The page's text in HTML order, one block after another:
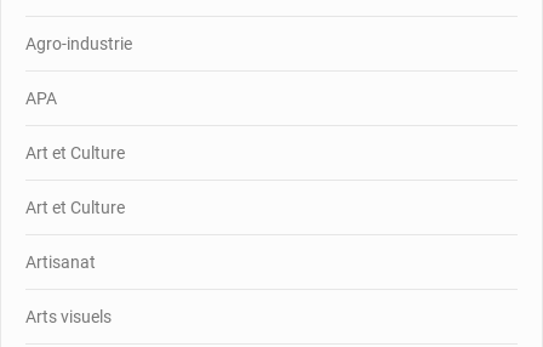
Agro-industrie
APA
Art et Culture
Art et Culture
Artisanat
Arts visuels